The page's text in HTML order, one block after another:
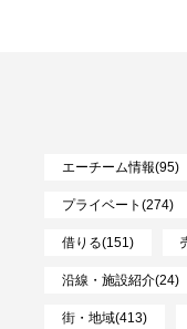
エーチーム情報(95)
プライベート(274)
借りる(151)
沿線・施設紹介(24)
街・地域(413)